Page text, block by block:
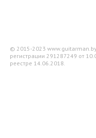
© 2015-2023
регистрации 291287249 от
реестре 14.06.2018.